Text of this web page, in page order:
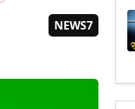
NEWS7